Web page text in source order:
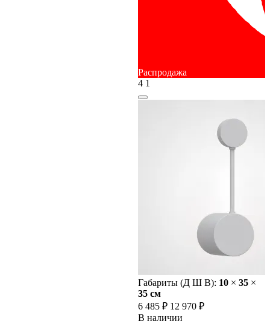
Распродажа
4 1
Габариты (Д Ш В): 10 × 35 ×
35 cм
6 485 ₽ 12 970 ₽
В наличии